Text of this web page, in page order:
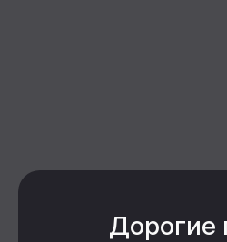
Дорогие